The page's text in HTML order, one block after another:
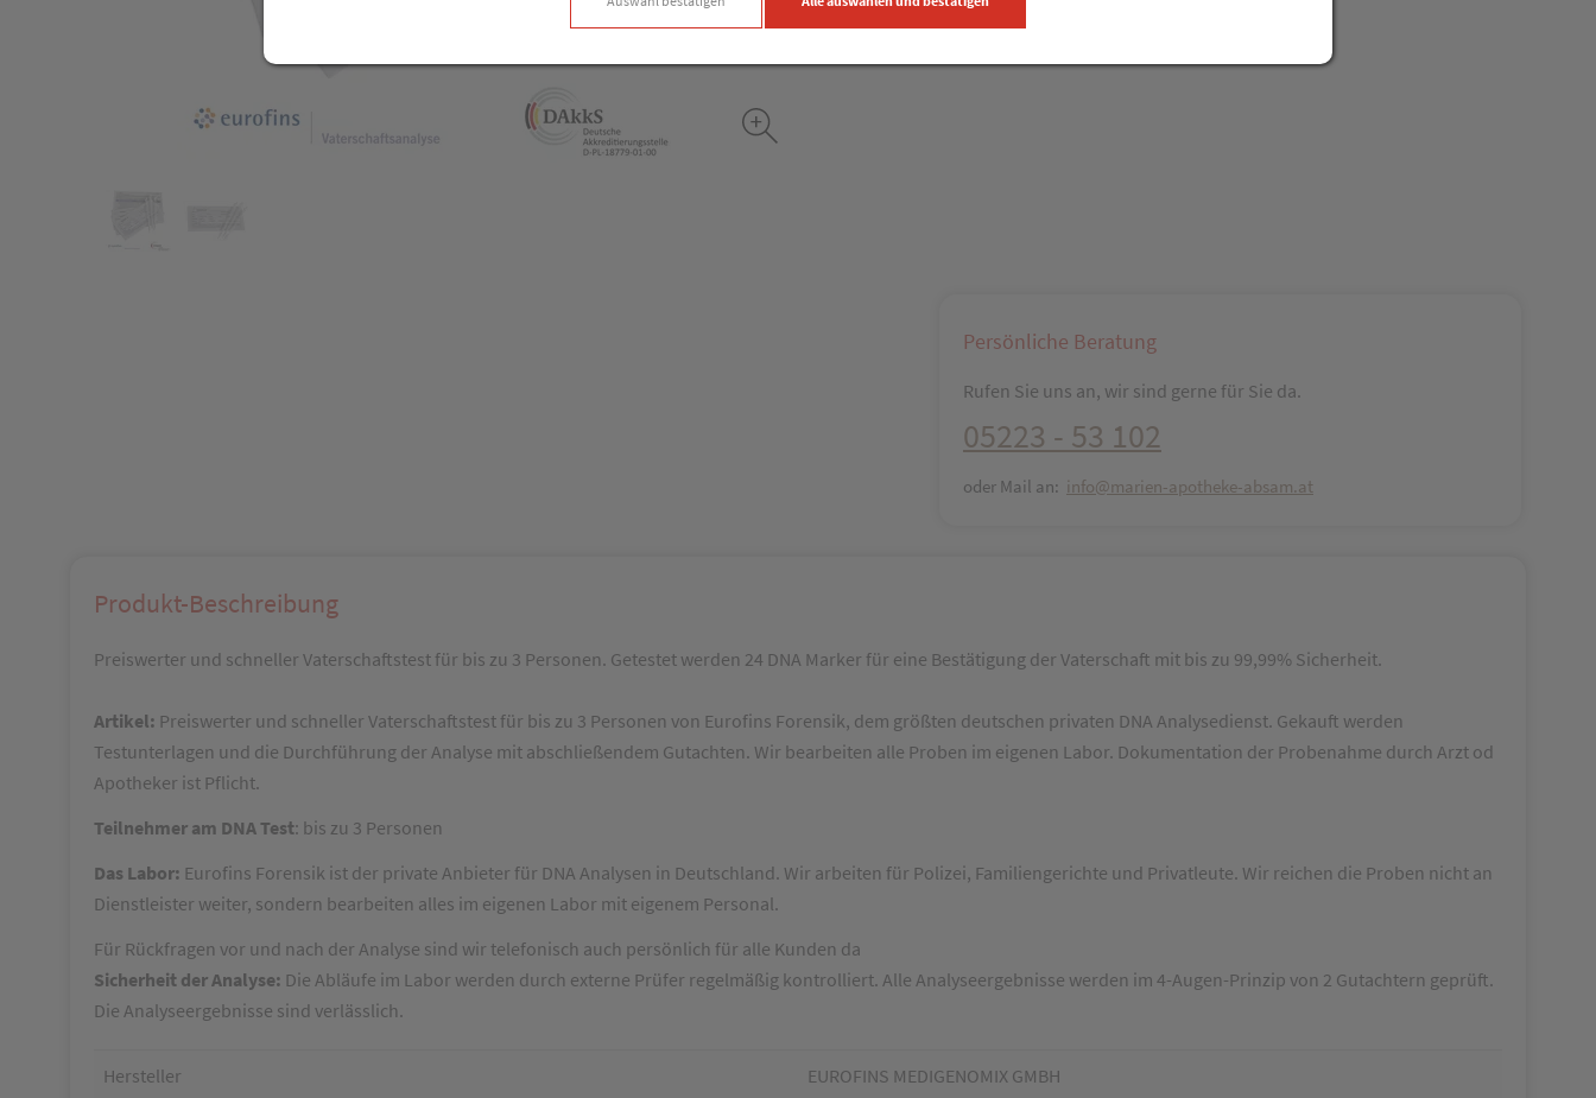
Persönliche Beratung
Rufen Sie uns an, wir sind gerne für Sie da.
05223 - 53 102
oder Mail an: info@marien-apotheke-absam.at
Produkt-Beschreibung
Preiswerter und schneller Vaterschaftstest für bis zu 3 Personen. Getestet werden 24 DNA Marker für eine Bestätigung der Vaterschaft mit bis zu 99,99% Sicherheit.
Artikel: Preiswerter und schneller Vaterschaftstest für bis zu 3 Personen von Eurofins Forensik, dem größten deutschen privaten DNA Analysedienst. Gekauft werden
Testunterlagen und die Durchführung der Analyse mit abschließendem Gutachten. Wir bearbeiten alle Proben im eigenen Labor. Dokumentation der Probenahme durch Arzt od
Apotheker ist Pflicht.
Teilnehmer am DNA Test: bis zu 3 Personen
Das Labor: Eurofins Forensik ist der private Anbieter für DNA Analysen in Deutschland. Wir arbeiten für Polizei, Familiengerichte und Privatleute. Wir reichen die Proben nicht an
Dienstleister weiter, sondern bearbeiten alles im eigenen Labor mit eigenem Personal.
Für Rückfragen vor und nach der Analyse sind wir telefonisch auch persönlich für alle Kunden da
Sicherheit der Analyse: Die Abläufe im Labor werden durch externe Prüfer regelmäßig kontrolliert. Alle Analyseergebnisse werden im 4-Augen-Prinzip von 2 Gutachtern geprüft.
Die Analyseergebnisse sind verlässlich.
Hersteller EUROFINS MEDIGENOMIX GMBH